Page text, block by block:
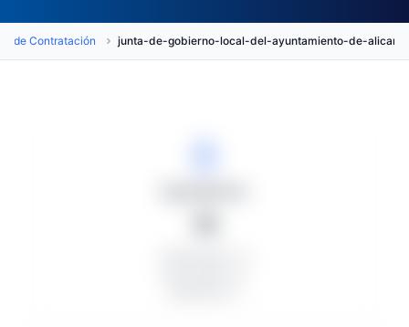
de Contratación junta-de-gobierno-local-del-ayuntamiento-de-